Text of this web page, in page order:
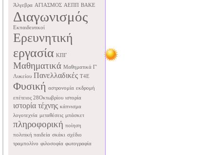
Άλγεβρα ΑΓΙΑΣΜΟΣ ΑΕΠΠ ΒΑΚΕ
Διαγωνισμός
Εκπαιδευτικοί
Ερευνητική
εργασία ΚΠΓ
Μαθηματικά Μαθηματικά Γ'
Λυκείου Πανελλαδικές Τ4Ε
Φυσική αστρονομία εκδρομή
επέτειος 28Οκτωβρίου ιστορία
ιστορία τέχνης κάπνισμα
λογοτεχνία μεταθέσεις μπάσκετ
πληροφορική ποίηση
πολιτική παιδεία σκάκι σχέδιο
τραμπολίνο φιλοσοφία φωτογραφία